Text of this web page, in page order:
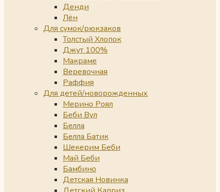
Денди
Лён
Для сумок/рюкзаков
Толстый Хлопок
Джут 100%
Макраме
Веревочная
Раффия
Для детей/новорожденных
Мерино Роял
Беби Вул
Белла
Белла Батик
Шекерим Беби
Май Беби
Бамбино
Детская Новинка